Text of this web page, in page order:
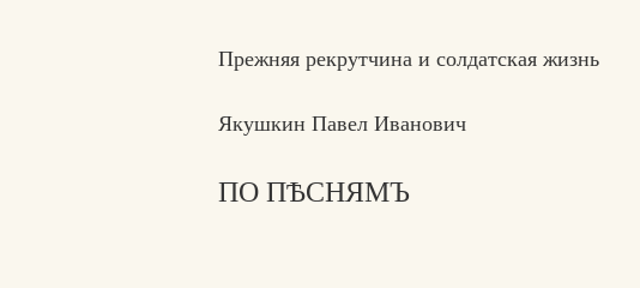
Прежняя рекрутчина и солдатская жизнь
Якушкин Павел Иванович
ПО ПѢСНЯМЪ